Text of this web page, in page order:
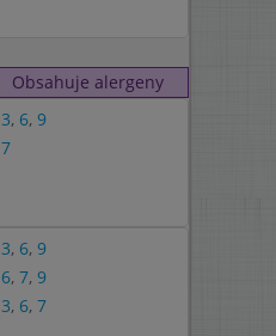
Obsahuje alergeny
3, 6, 9
7
3, 6, 9
6, 7, 9
3, 6, 7